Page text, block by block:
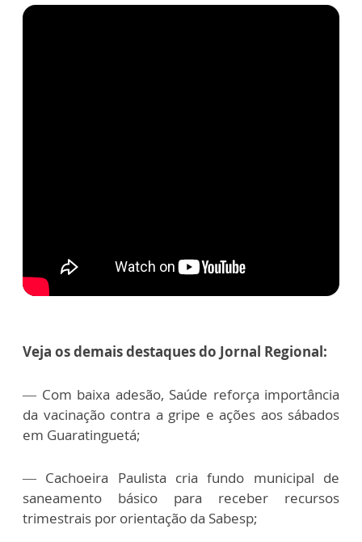
Veja os demais destaques do Jornal Regional:
— Com baixa adesão, Saúde reforça importância
da vacinação contra a gripe e ações aos sábados
em Guaratinguetá;
— Cachoeira Paulista cria fundo municipal de
saneamento básico para receber recursos
trimestrais por orientação da Sabesp;